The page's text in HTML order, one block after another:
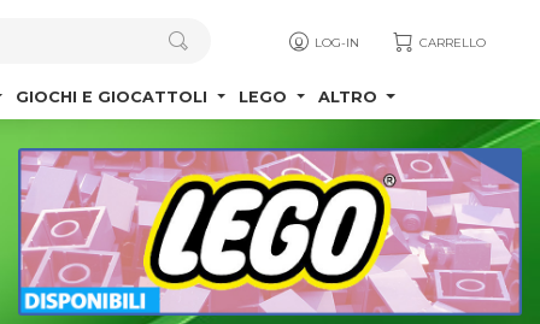
LOG-IN CARRELLO
GIOCHI E GIOCATTOLI LEGO ALTRO